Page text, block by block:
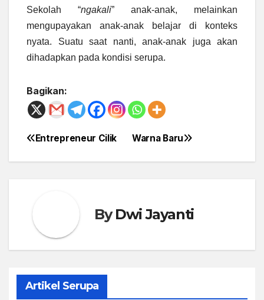
Sekolah “ngakali” anak-anak, melainkan
mengupayakan anak-anak belajar di konteks
nyata. Suatu saat nanti, anak-anak juga akan
dihadapkan pada kondisi serupa.
Bagikan:
Post
navigation
Warna Baru
Entrepreneur Cilik
ByDwi Jayanti
Artikel Serupa